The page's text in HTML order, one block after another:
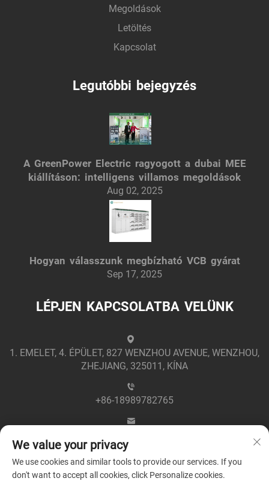
Megoldások
Letöltés
Kapcsolat
Legutóbbi bejegyzés
A GreenPower Electric ragyogott a dubai MEE
kiállításon: intelligens villamos megoldások
Aug 02, 2025
Hogyan válasszunk megbízható VCB gyárat
Sep 17, 2025
LÉPJEN KAPCSOLATBA VELÜNK
1. EMELET, 4. ÉPÜLET, 827 WENZHOU AVENUE, WENZHOU,
ZHEJIANG, 325011, KÍNA
+86-18989782765
We value your privacy
We use cookies and similar tools to provide our services. If you
don't want to accept all cookies, click Personalize cookies.